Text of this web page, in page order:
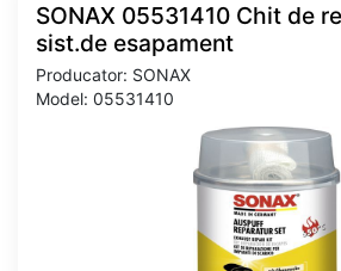
SONAX 05531410 Chit de
sist.de esapament
Producator: SONAX
Model: 05531410